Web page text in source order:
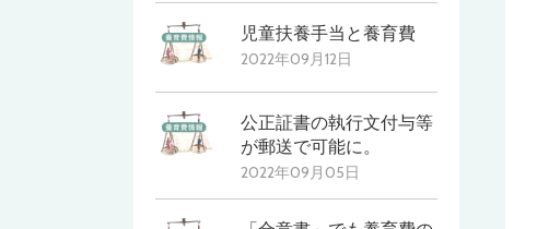
児童扶養手当と養育費
2022年09月12日
公正証書の執行文付与等
が郵送で可能に。
2022年09月05日